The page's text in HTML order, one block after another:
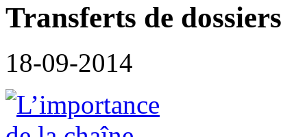
Transferts de dossiers
18-09-2014